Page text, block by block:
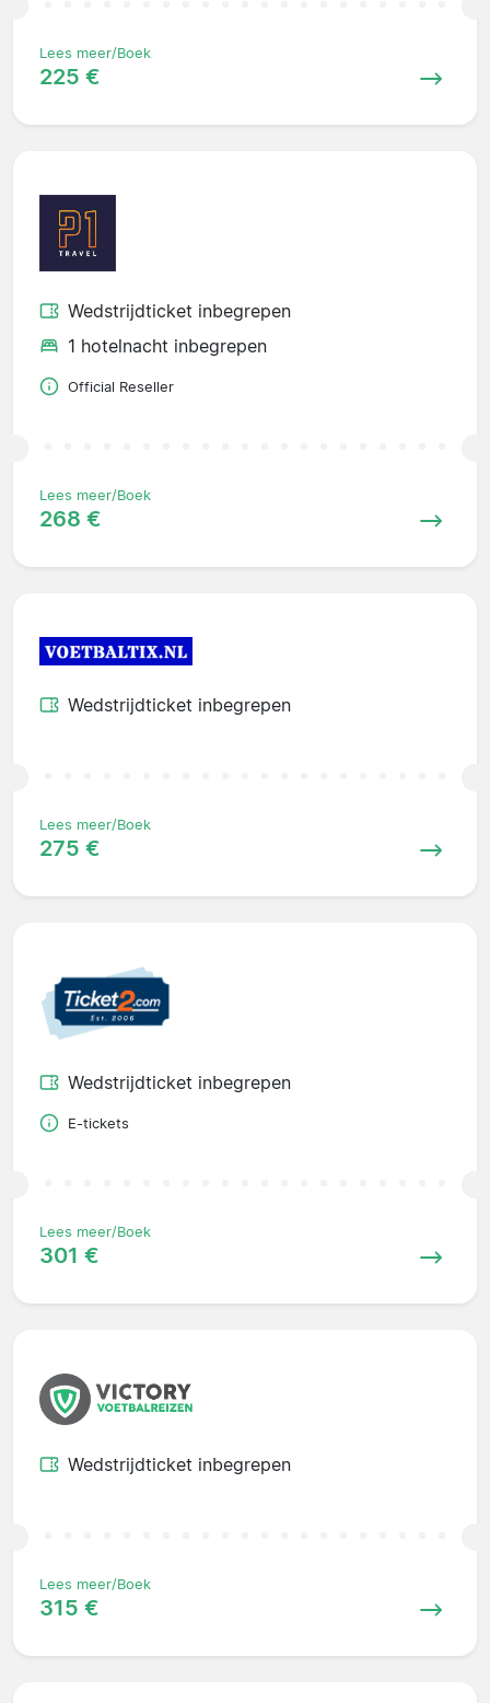
Lees meer/Boek
225 €
Wedstrijdticket inbegrepen
1 hotelnacht inbegrepen
Official Reseller
Lees meer/Boek
268 €
Wedstrijdticket inbegrepen
Lees meer/Boek
275 €
Wedstrijdticket inbegrepen
E-tickets
Lees meer/Boek
301 €
Wedstrijdticket inbegrepen
Lees meer/Boek
315 €